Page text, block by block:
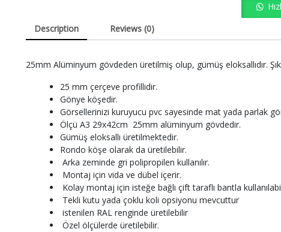
Description
Reviews (0)
25mm Alüminyum gövdeden üretilmiş olup, gümüş eloksallıdır.
25 mm çerçeve profillidir.
Gönye köşedir.
Görsellerinizi kuruyucu pvc sayesinde mat yada parlak
Ölçü A3 29x42cm 25mm alüminyum gövdedir.
Gümüş eloksallı üretilmektedir.
Rondo köşe olarak da üretilebilir.
Arka zeminde gri polipropilen kullanılır.
Montaj için vida ve dübel içerir.
Kolay montaj için isteğe bağlı çift taraflı bantla
Tekli kutu yada çoklu koli opsiyonu mevcuttur
istenilen RAL renginde üretilebilir
Özel ölçülerde üretilebilir.